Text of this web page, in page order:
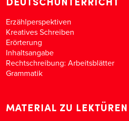
Erzählperspektiven
Kreatives Schreiben
Erörterung
Inhaltsangabe
Rechtschreibung: Arbeitsblätter
Grammatik
MATERIAL ZU LEKTÜREN